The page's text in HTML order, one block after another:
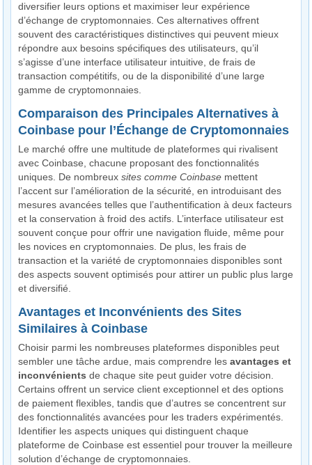
diversifier leurs options et maximiser leur expérience
d’échange de cryptomonnaies. Ces alternatives offrent
souvent des caractéristiques distinctives qui peuvent mieux
répondre aux besoins spécifiques des utilisateurs, qu’il
s’agisse d’une interface utilisateur intuitive, de frais de
transaction compétitifs, ou de la disponibilité d’une large
gamme de cryptomonnaies.
Comparaison des Principales Alternatives à
Coinbase pour l’Échange de Cryptomonnaies
Le marché offre une multitude de plateformes qui rivalisent
avec Coinbase, chacune proposant des fonctionnalités
uniques. De nombreuxsites comme Coinbase mettent
l’accent sur l’amélioration de la sécurité, en introduisant des
mesures avancées telles que l’authentification à deux facteurs
et la conservation à froid des actifs. L’interface utilisateur est
souvent conçue pour offrir une navigation fluide, même pour
les novices en cryptomonnaies. De plus, les frais de
transaction et la variété de cryptomonnaies disponibles sont
des aspects souvent optimisés pour attirer un public plus large
et diversifié.
Avantages et Inconvénients des Sites
Similaires à Coinbase
Choisir parmi les nombreuses plateformes disponibles peut
sembler une tâche ardue, mais comprendre lesavantages et
inconvénients de chaque site peut guider votre décision.
Certains offrent un service client exceptionnel et des options
de paiement flexibles, tandis que d’autres se concentrent sur
des fonctionnalités avancées pour les traders expérimentés.
Identifier les aspects uniques qui distinguent chaque
plateforme de Coinbase est essentiel pour trouver la meilleure
solution d’échange de cryptomonnaies.